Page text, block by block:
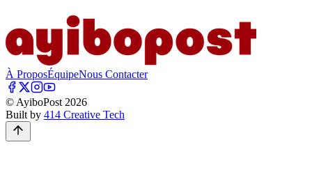
À ProposÉquipeNous Contacter
© AyiboPost 2026
Built by 414 Creative Tech